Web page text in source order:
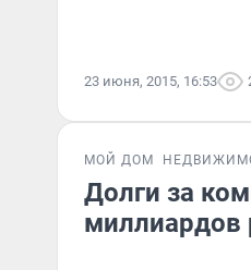
23 июня, 2015, 16:53
МОЙ ДОМ
Долги за
миллиардов